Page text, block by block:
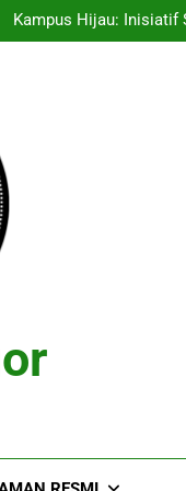
Kampus Hijau: Inisiatif
Dasar Data
Pelajar: Menyulap
Dasar Data
Agroekoteknologi untuk